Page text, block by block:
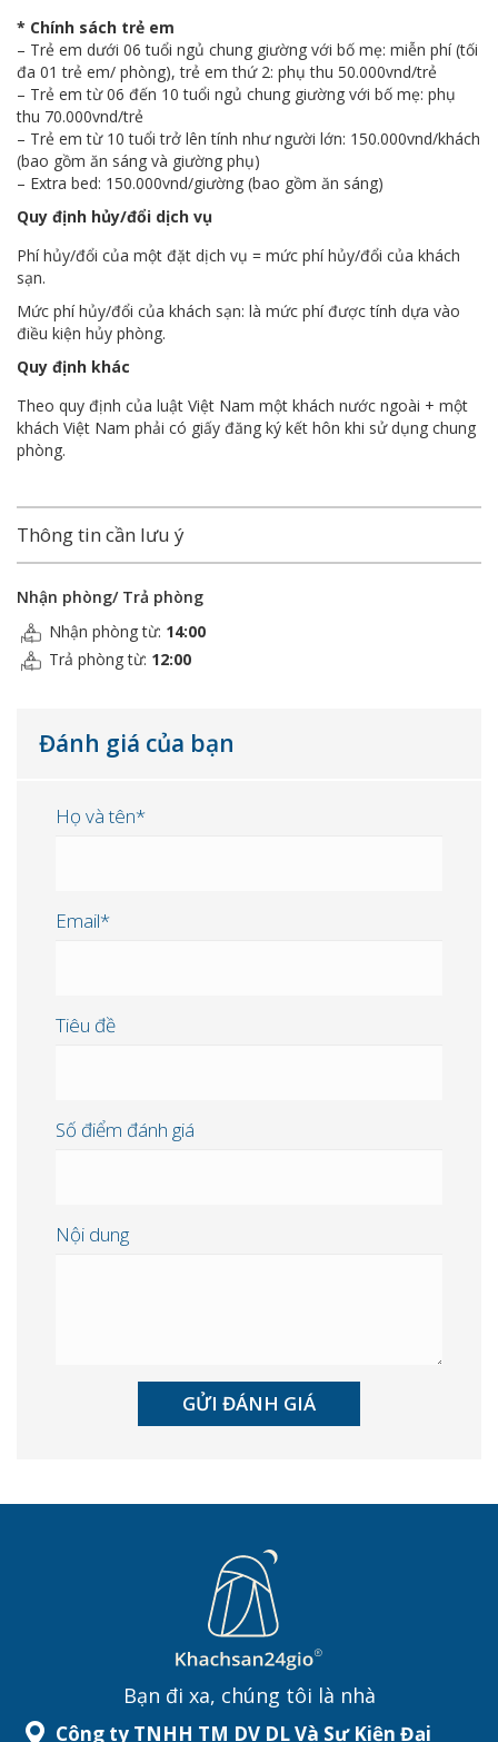
* Chính sách trẻ em
– Trẻ em dưới 06 tuổi ngủ chung giường với bố mẹ: miễn phí (tối
đa 01 trẻ em/ phòng), trẻ em thứ 2: phụ thu 50.000vnd/trẻ
– Trẻ em từ 06 đến 10 tuổi ngủ chung giường với bố mẹ: phụ
thu 70.000vnd/trẻ
– Trẻ em từ 10 tuổi trở lên tính như người lớn: 150.000vnd/khách
(bao gồm ăn sáng và giường phụ)
– Extra bed: 150.000vnd/giường (bao gồm ăn sáng)
Quy định hủy/đổi dịch vụ
Phí hủy/đổi của một đặt dịch vụ = mức phí hủy/đổi của khách
sạn.
Mức phí hủy/đổi của khách sạn: là mức phí được tính dựa vào
điều kiện hủy phòng.
Quy định khác
Theo quy định của luật Việt Nam một khách nước ngoài + một
khách Việt Nam phải có giấy đăng ký kết hôn khi sử dụng chung
phòng.
Thông tin cần lưu ý
Nhận phòng/ Trả phòng
Nhận phòng từ: 14:00
Trả phòng từ: 12:00
Đánh giá của bạn
Họ và tên*
Email*
Tiêu đề
Số điểm đánh giá
Nội dung
Bạn đi xa, chúng tôi là nhà
Công ty TNHH TM DV DL Và Sự Kiện Đại